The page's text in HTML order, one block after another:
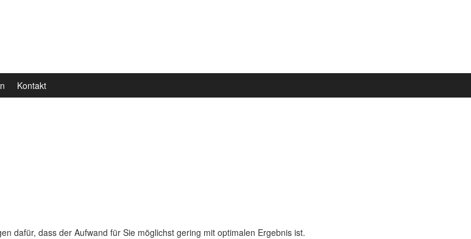
Kontakt
dafür, dass der Aufwand für Sie möglichst gering mit optimalen Ergebnis ist.